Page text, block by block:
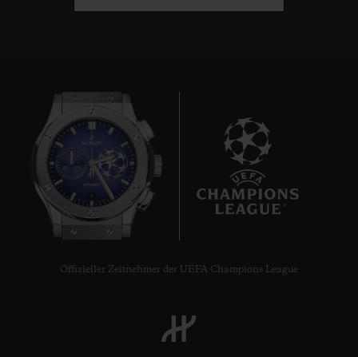
Offizieller Zeitnehmer der UEFA Champions League